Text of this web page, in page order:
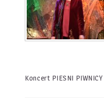
Koncert PIESNI PIWNICY